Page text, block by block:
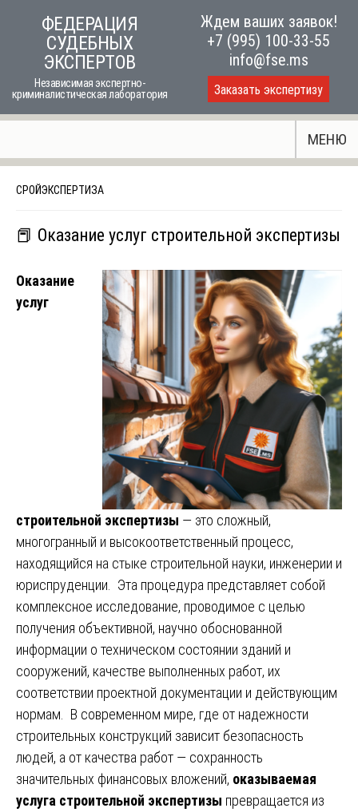
ФЕДЕРАЦИЯ
СУДЕБНЫХ
ЭКСПЕРТОВ
Независимая экспертно-
криминалистическая лаборатория
Ждем ваших заявок!
+7 (995) 100-33-55
info@fse.ms
Заказать экспертизу
МЕНЮ
СРОЙЭКСПЕРТИЗА
📕 Оказание услуг строительной экспертизы
Оказание
услуг
строительной экспертизы — это сложный,
многогранный и высокоответственный процесс,
находящийся на стыке строительной науки, инженерии и
юриспруденции. Эта процедура представляет собой
комплексное исследование, проводимое с целью
получения объективной, научно обоснованной
информации о техническом состоянии зданий и
сооружений, качестве выполненных работ, их
соответствии проектной документации и действующим
нормам. В современном мире, где от надежности
строительных конструкций зависит безопасность
людей, а от качества работ — сохранность
значительных финансовых вложений, оказываемая
услуга строительной экспертизы превращается из